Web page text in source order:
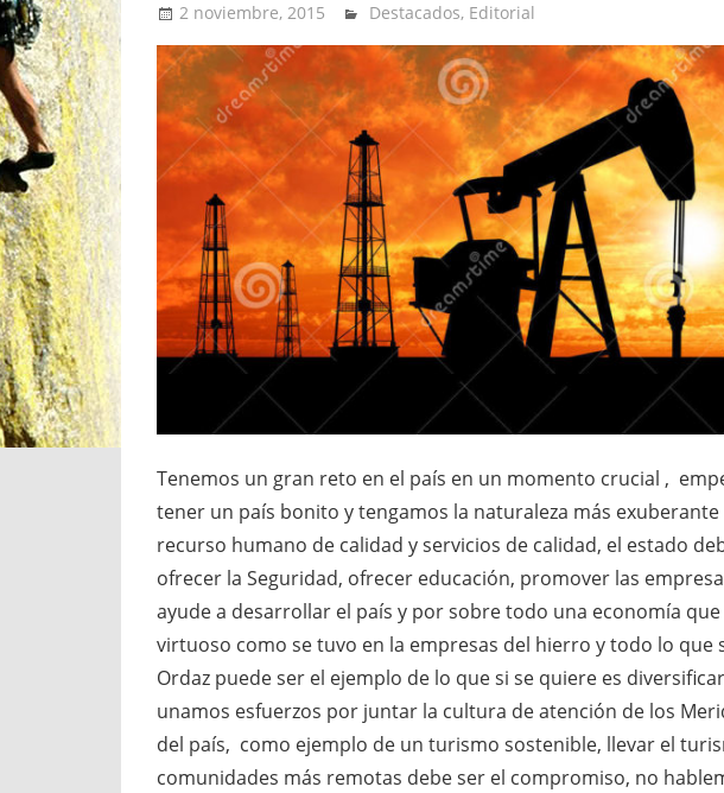
2 noviembre, 2015 Extreme Sports
Destacados, Editorial
Tenemos un gran reto en el país en un momento crucial ,
tener un país bonito y tengamos la naturaleza más
recurso humano de calidad y servicios de calidad, el estado
ofrecer la Seguridad, ofrecer educación, promover las
ayude a desarrollar el país y por sobre todo una economía
virtuoso como se tuvo en la empresas del hierro y todo lo que
Ordaz puede ser el ejemplo de lo que si se quiere es
unamos esfuerzos por juntar la cultura de atención de los
del país, como ejemplo de un turismo sostenible, llevar el
comunidades más remotas debe ser el compromiso, no